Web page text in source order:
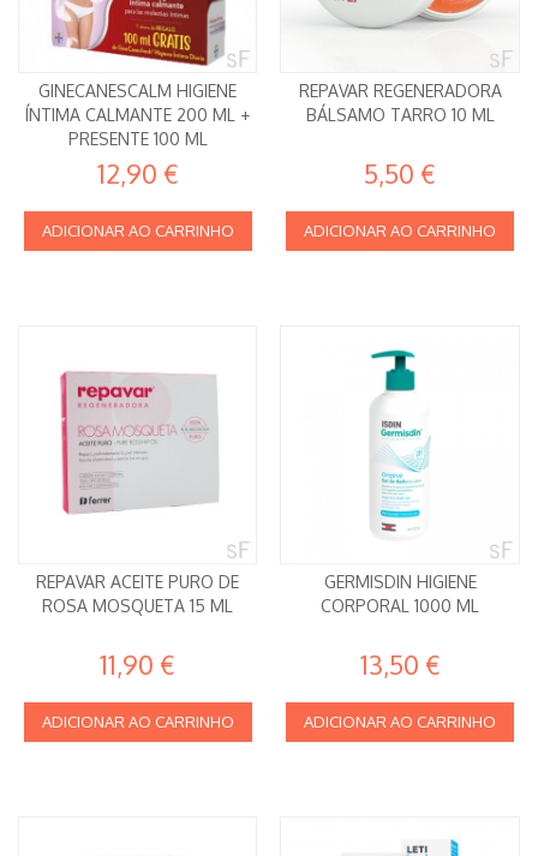
GINECANESCALM HIGIENE
ÍNTIMA CALMANTE 200 ML +
PRESENTE 100 ML
12,90 €
ADICIONAR AO CARRINHO
REPAVAR REGENERADORA
BÁLSAMO TARRO 10 ML
5,50 €
ADICIONAR AO CARRINHO
REPAVAR ACEITE PURO DE
ROSA MOSQUETA 15 ML
11,90 €
ADICIONAR AO CARRINHO
GERMISDIN HIGIENE
CORPORAL 1000 ML
13,50 €
ADICIONAR AO CARRINHO